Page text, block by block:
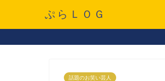
ぷらＬＯＧ
話題のお笑い芸人